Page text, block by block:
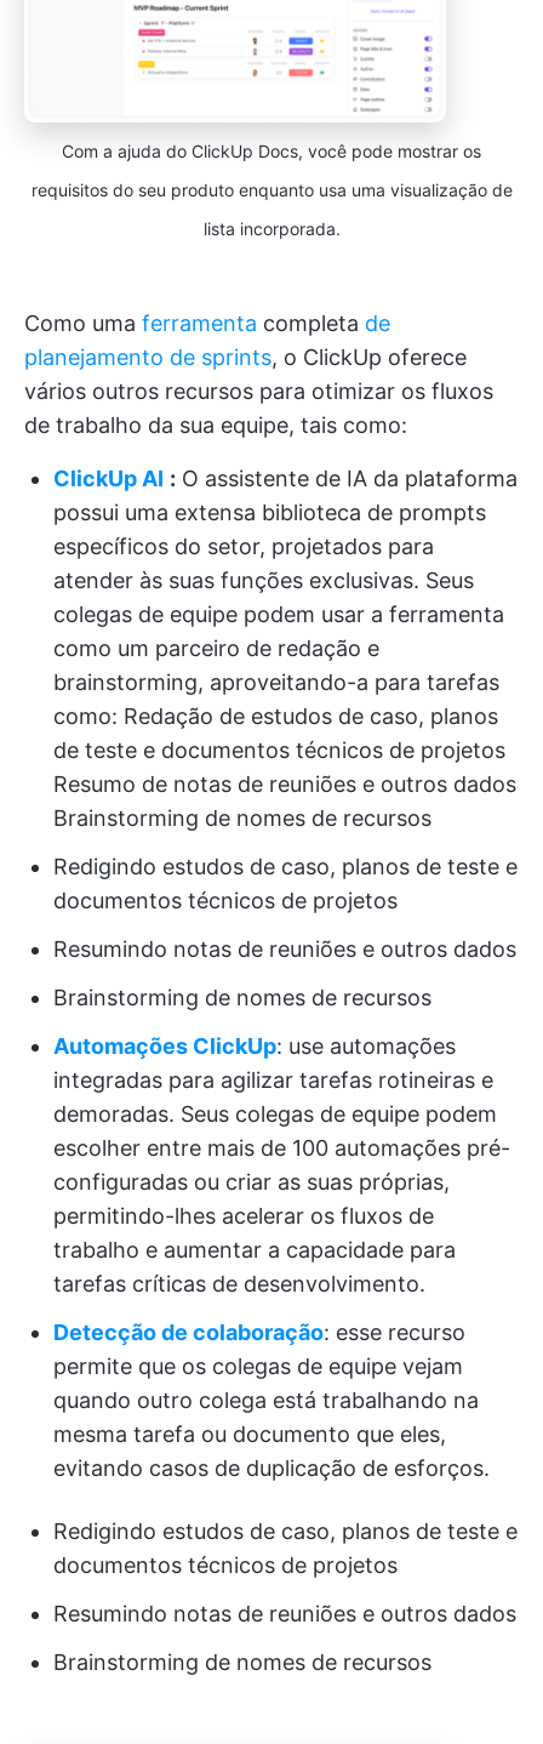
Com a ajuda do ClickUp Docs, você pode mostrar os
requisitos do seu produto enquanto usa uma visualização de
lista incorporada.
Como uma ferramenta completa de
planejamento de sprints, o ClickUp oferece
vários outros recursos para otimizar os fluxos
de trabalho da sua equipe, tais como:
ClickUp AI : O assistente de IA da plataforma
possui uma extensa biblioteca de prompts
específicos do setor, projetados para
atender às suas funções exclusivas. Seus
colegas de equipe podem usar a ferramenta
como um parceiro de redação e
brainstorming, aproveitando-a para tarefas
como: Redação de estudos de caso, planos
de teste e documentos técnicos de projetos
Resumo de notas de reuniões e outros dados
Brainstorming de nomes de recursos
Redigindo estudos de caso, planos de teste e
documentos técnicos de projetos
Resumindo notas de reuniões e outros dados
Brainstorming de nomes de recursos
Automações ClickUp: use automações
integradas para agilizar tarefas rotineiras e
demoradas. Seus colegas de equipe podem
escolher entre mais de 100 automações pré-
configuradas ou criar as suas próprias,
permitindo-lhes acelerar os fluxos de
trabalho e aumentar a capacidade para
tarefas críticas de desenvolvimento.
Detecção de colaboração: esse recurso
permite que os colegas de equipe vejam
quando outro colega está trabalhando na
mesma tarefa ou documento que eles,
evitando casos de duplicação de esforços.
Redigindo estudos de caso, planos de teste e
documentos técnicos de projetos
Resumindo notas de reuniões e outros dados
Brainstorming de nomes de recursos